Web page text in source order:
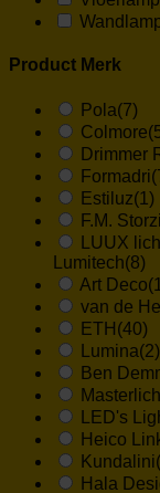
Product Merk
Pola(7)
Colmore
Drimmer
Formadri
Estiluz(1)
F.M.
LUUX
Lumitech(8)
Art Deco
van de
ETH (40)
Lumina(2)
Ben
LED's
Heico
Kundalini
Hala